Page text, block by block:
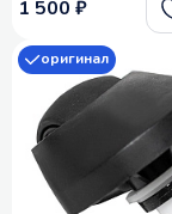
1 500 ₽
оригинал